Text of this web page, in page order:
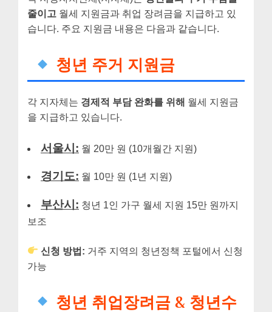
줄이고 월세 지원금과 취업 장려금을 지급하고 있
습니다. 주요 지원금 내용은 다음과 같습니다.
청년 주거 지원금
각 지자체는 경제적 부담 완화를 위해 월세 지원금
을 지급하고 있습니다.
서울시: 월 20만 원 (10개월간 지원)
경기도: 월 10만 원 (1년 지원)
부산시: 청년 1인 가구 월세 지원 15만 원까지
보조
신청 방법: 거주 지역의 청년정책 포털에서 신청
가능
청년 취업장려금 & 청년수